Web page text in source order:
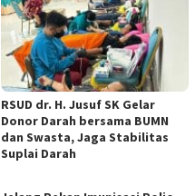
RSUD dr. H. Jusuf SK Gelar
Donor Darah bersama BUMN
dan Swasta, Jaga Stabilitas
Suplai Darah